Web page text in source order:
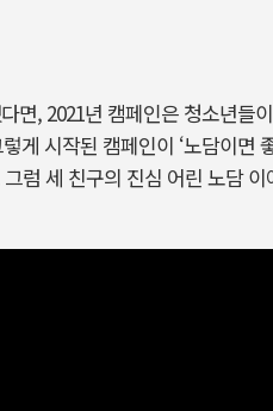
면, 2021년 캠페인은 청소년들
시작된 캠페인이 ‘노담이면
럼 세 친구의 진심 어린 노담